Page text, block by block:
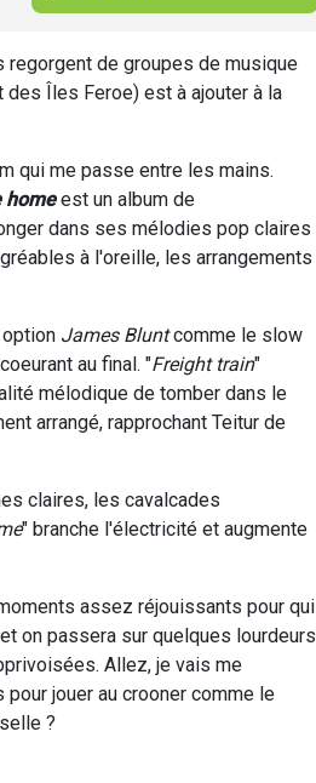
de groupes de musique
Îles Feroe) est à ajouter à la
qui me passe entre les mains.
homeest un album de
dans ses mélodies pop claires
à l'oreille, les arrangements
James Bluntcomme le slow
au final. "Freight train"
mélodique de tomber dans le
arrangé, rapprochant Teitur de
claires, les cavalcades
" branche l'électricité et augmente
assez réjouissants pour qui
on passera sur quelques lourdeurs
Allez, je vais me
jouer au crooner comme le
?